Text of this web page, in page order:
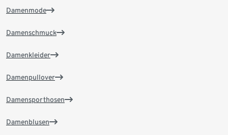
Damenmode
Damenschmuck
Damenkleider
Damenpullover
Damensporthosen
Damenblusen